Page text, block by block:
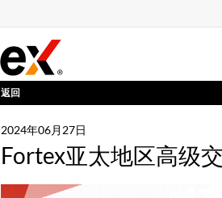
返回
2024年06月27日
Fortex亚太地区高级